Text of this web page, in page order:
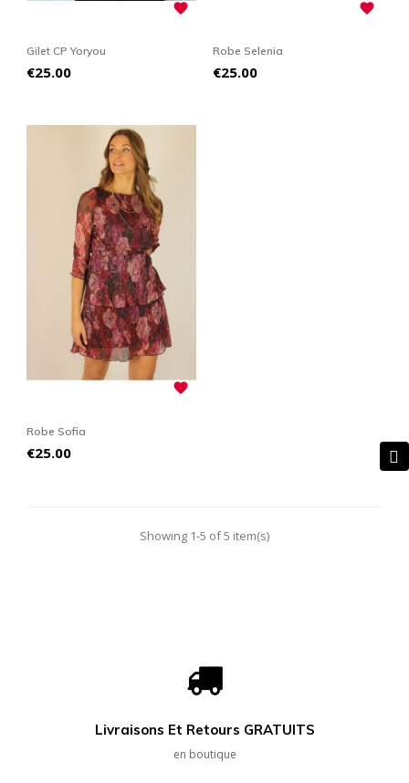

Gilet CP Yoryou
Price
€25.00

Robe Selenia
Price
€25.00

Robe Sofia
Price
€25.00
Showing 1-5 of 5 item(s)
Livraisons Et Retours GRATUITS
en boutique